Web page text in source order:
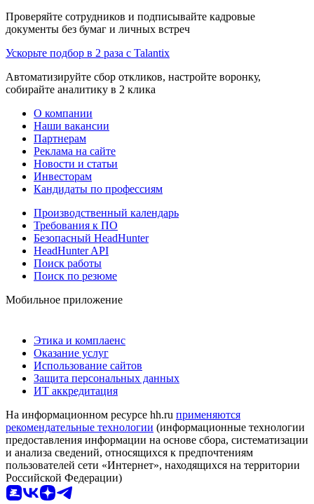
Проверяйте сотрудников и подписывайте кадровые
документы без бумаг и личных встреч
Ускорьте подбор в 2 раза с Talantix
Автоматизируйте сбор откликов, настройте воронку,
собирайте аналитику в 2 клика
О компании
Наши вакансии
Партнерам
Реклама на сайте
Новости и статьи
Инвесторам
Кандидаты по профессиям
Производственный календарь
Требования к ПО
Безопасный HeadHunter
HeadHunter API
Поиск работы
Поиск по резюме
Мобильное приложение
Этика и комплаенс
Оказание услуг
Использование сайтов
Защита персональных данных
ИТ аккредитация
На информационном ресурсе hh.ru применяются
рекомендательные технологии (информационные технологии
предоставления информации на основе сбора, систематизации
и анализа сведений, относящихся к предпочтениям
пользователей сети «Интернет», находящихся на территории
Российской Федерации)